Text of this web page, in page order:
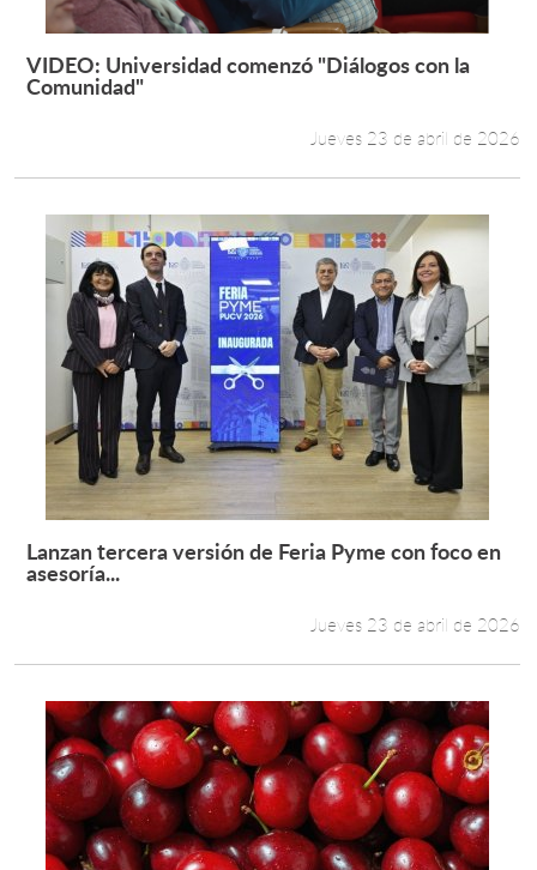
Leer más +
VIDEO: Universidad comenzó "Diálogos con la
Comunidad"
Jueves 23 de abril de 2026
Leer más +
Lanzan tercera versión de Feria Pyme con foco en
asesoría...
Jueves 23 de abril de 2026